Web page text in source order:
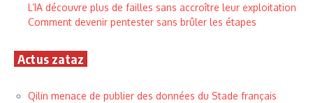
L’IA découvre plus de failles sans accroître leur exploitation
Comment devenir pentester sans brûler les étapes
Actus zataz
Qilin menace de publier des données du Stade français